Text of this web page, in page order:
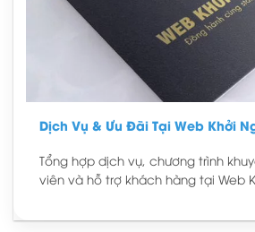
Dịch Vụ & Ưu Đãi Tại Web Khởi
Tổng hợp dịch vụ, chương trình
viên và hỗ trợ khách hàng tại Web